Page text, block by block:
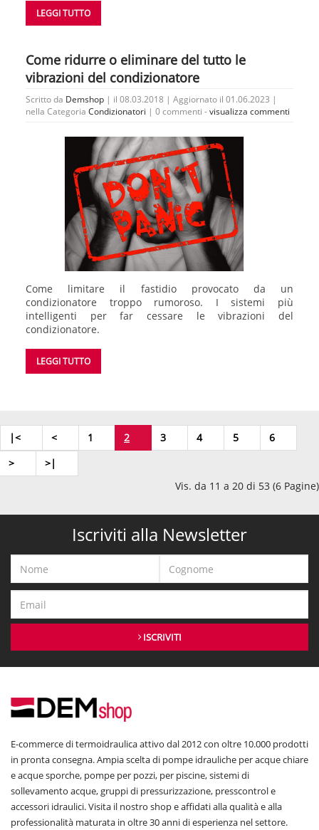
LEGGI TUTTO
Come ridurre o eliminare del tutto le
vibrazioni del condizionatore
Scritto da Demshop | il 08.03.2018 | Aggiornato il 01.06.2023 |
nella Categoria Condizionatori | 0 commenti -visualizza commenti
Come limitare il fastidio provocato da un
condizionatore troppo rumoroso. I sistemi più
intelligenti per far cessare le vibrazioni del
condizionatore.
LEGGI TUTTO
|< < 1 2 3 4 5
6
>
>|
Vis. da 11 a 20 di 53 (6 Pagine)
Iscriviti alla Newsletter
ISCRIVITI
E-commerce di termoidraulica attivo dal 2012 con oltre 10.000 prodotti
in pronta consegna. Ampia scelta di pompe idrauliche per acque chiare
e acque sporche, pompe per pozzi, per piscine, sistemi di
sollevamento acque, gruppi di pressurizzazione, presscontrol e
accessori idraulici. Visita il nostro shop e affidati alla qualità e alla
professionalità maturata in oltre 30 anni di esperienza nel settore.